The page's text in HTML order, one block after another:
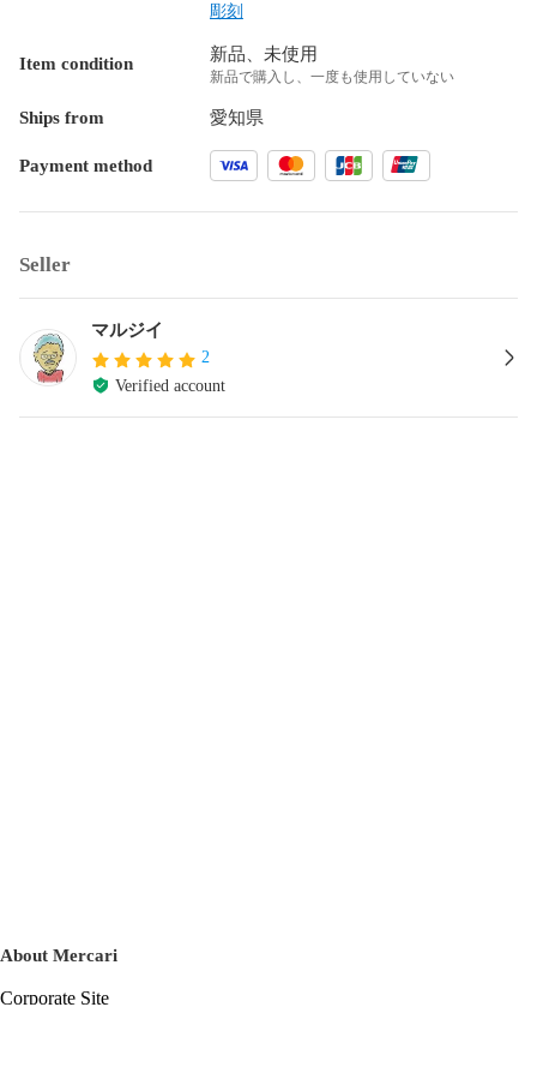
彫刻
Item condition 新品、未使用
新品で購入し、一度も使用していない
Ships from 愛知県
Payment method
Seller
マルジイ
2
Verified account
About Mercari
Corporate Site